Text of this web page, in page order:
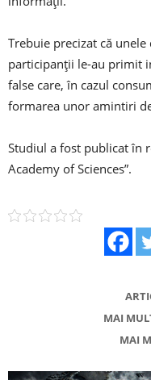
Trebuie precizat că
participanţii le-au primit
false care, în cazul
formarea unor amintiri
Studiul a fost publicat în
Academy of Sciences”.
MAI
MAI